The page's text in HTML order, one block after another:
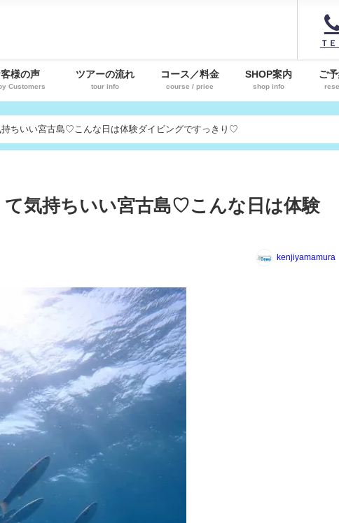
ＴＥ
様の声
Customers
ツアーの流れ
tour info
コース／料金
course / price
SHOP案内
shop info
ご
ちいい宮古島♡こんな日は体験ダイビングですっきり♡
気持ちいい宮古島♡こんな日は体験
kenjiyamamura